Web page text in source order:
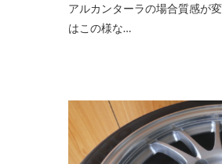
アルカンターラの場合質感が
はこの様な…